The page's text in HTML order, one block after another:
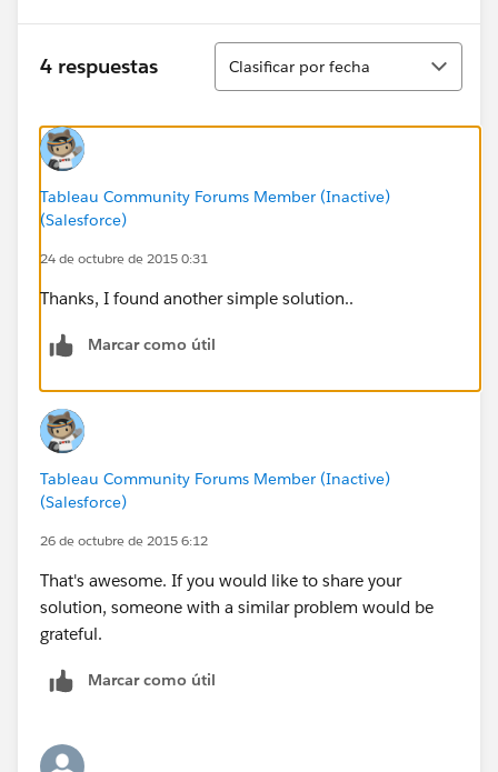
4 respuestas
Ordenar
Clasificar por fecha
Tableau Community Forums Member (Inactive)
(Salesforce)
24 de octubre de 2015 0:31
Thanks, I found another simple solution..
Marcar como útil
Tableau Community Forums Member (Inactive)
(Salesforce)
26 de octubre de 2015 6:12
That's awesome. If you would like to share your
solution, someone with a similar problem would be
grateful.
Marcar como útil